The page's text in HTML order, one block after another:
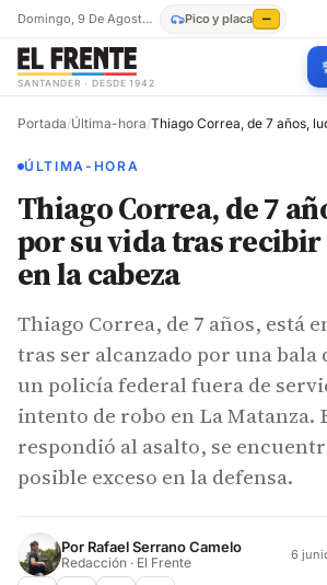
Domingo, 9 De Agosto De 2026 Pico y placa —
SANTANDER · DESDE 1942
Portada/Última-hora/
ÚLTIMA-HORA
Thiago Correa, de 7
por su vida tras
en la cabeza
Thiago Correa, de 7 años, está
tras ser alcanzado por una bala
un policía federal fuera de
intento de robo en La Matanza.
respondió al asalto, se
posible exceso en la defensa.
Por Rafael Serrano Camelo
Redacción · El Frente 6